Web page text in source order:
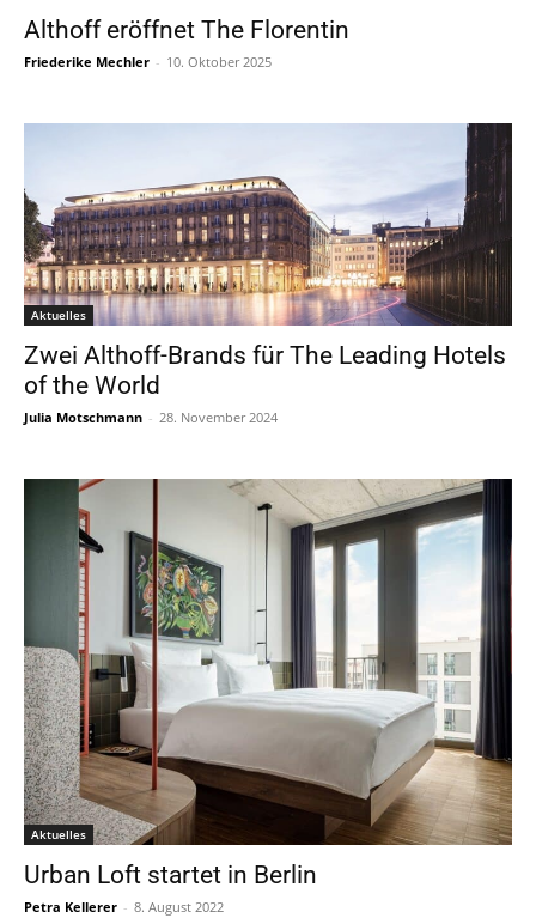
Althoff eröffnet The Florentin
Friederike Mechler - 10. Oktober 2025
Aktuelles
Zwei Althoff-Brands für The Leading Hotels
of the World
Julia Motschmann - 28. November 2024
Aktuelles
Urban Loft startet in Berlin
Petra Kellerer - 8. August 2022